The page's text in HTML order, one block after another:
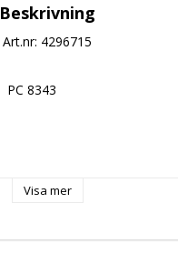
Beskrivning
Art.nr: 4296715
PC 8343
Visa mer